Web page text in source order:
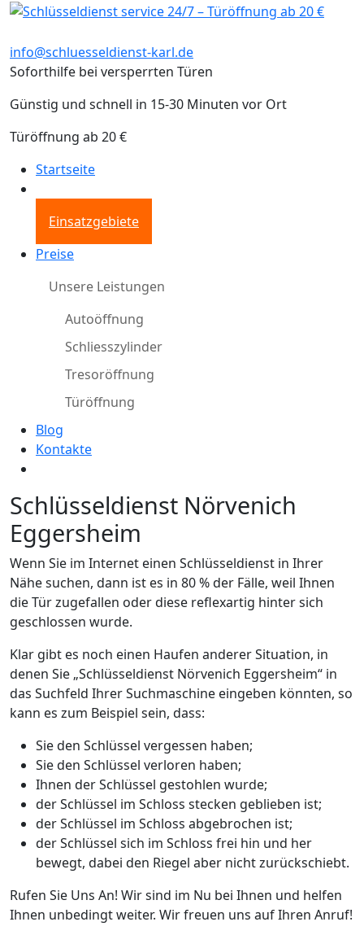
info@schluesseldienst-karl.de
Soforthilfe bei versperrten Türen
Günstig und schnell in 15-30 Minuten vor Ort
Türöffnung ab 20 €
Startseite
Einsatzgebiete
Preise
Unsere Leistungen
Autoöffnung
Schliesszylinder
Tresoröffnung
Türöffnung
Blog
Kontakte
Schlüsseldienst Nörvenich
Eggersheim
Wenn Sie im Internet einen Schlüsseldienst in Ihrer
Nähe suchen, dann ist es in 80 % der Fälle, weil Ihnen
die Tür zugefallen oder diese reflexartig hinter sich
geschlossen wurde.
Klar gibt es noch einen Haufen anderer Situation, in
denen Sie „Schlüsseldienst Nörvenich Eggersheim“ in
das Suchfeld Ihrer Suchmaschine eingeben könnten, so
kann es zum Beispiel sein, dass:
Sie den Schlüssel vergessen haben;
Sie den Schlüssel verloren haben;
Ihnen der Schlüssel gestohlen wurde;
der Schlüssel im Schloss stecken geblieben ist;
der Schlüssel im Schloss abgebrochen ist;
der Schlüssel sich im Schloss frei hin und her
bewegt, dabei den Riegel aber nicht zurückschiebt.
Rufen Sie Uns An! Wir sind im Nu bei Ihnen und helfen
Ihnen unbedingt weiter. Wir freuen uns auf Ihren Anruf!